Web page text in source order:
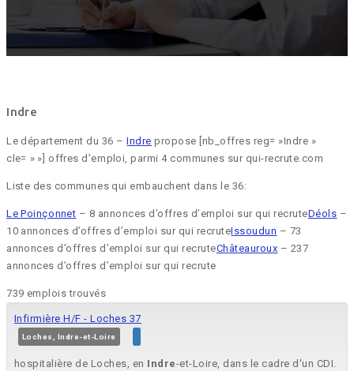
Indre
Le département du 36 –Indre propose [nb_offres reg= »Indre »
cle= » »] offres d’emploi, parmi 4 communes sur qui-recrute.com
Liste des communes qui embauchent dans le 36:
Le Poinçonnet – 8 annonces d’offres d’emploi sur qui recruteDéols –
10 annonces d’offres d’emploi sur qui recruteIssoudun – 73
annonces d’offres d’emploi sur qui recruteChâteauroux – 237
annonces d’offres d’emploi sur qui recrute
739 emplois trouvés
Infirmière H/F - Loches 37
Loches, Indre-et-Loire
hospitalière de Loches, en Indre-et-Loire, dans le cadre d'un CDI.